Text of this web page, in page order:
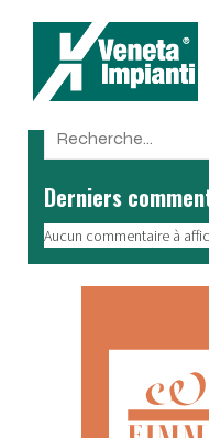
Derniers
Aucun commentaire à